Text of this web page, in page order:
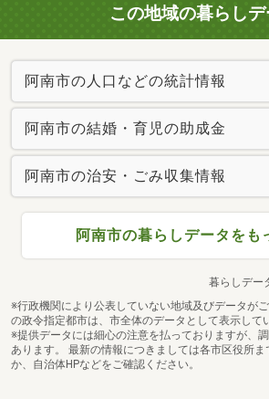
この地域の暮らしデ
阿南市の人口などの統計情報
阿南市の結婚・育児の助成金
阿南市の治安・ごみ収集情報
阿南市の暮らしデータをも
暮らしデー
※行政機関により公表していない地域及びデータが
の政令指定都市は、市全体のデータとして表示して
※提供データには細心の注意を払っておりますが、
あります。 最新の情報につきましては各市区役所ま
か、自治体HPなどをご確認ください。